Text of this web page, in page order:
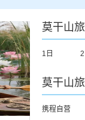
莫干山
1日
莫干山
携程自营